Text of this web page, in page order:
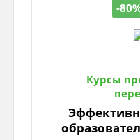
-
Курсы